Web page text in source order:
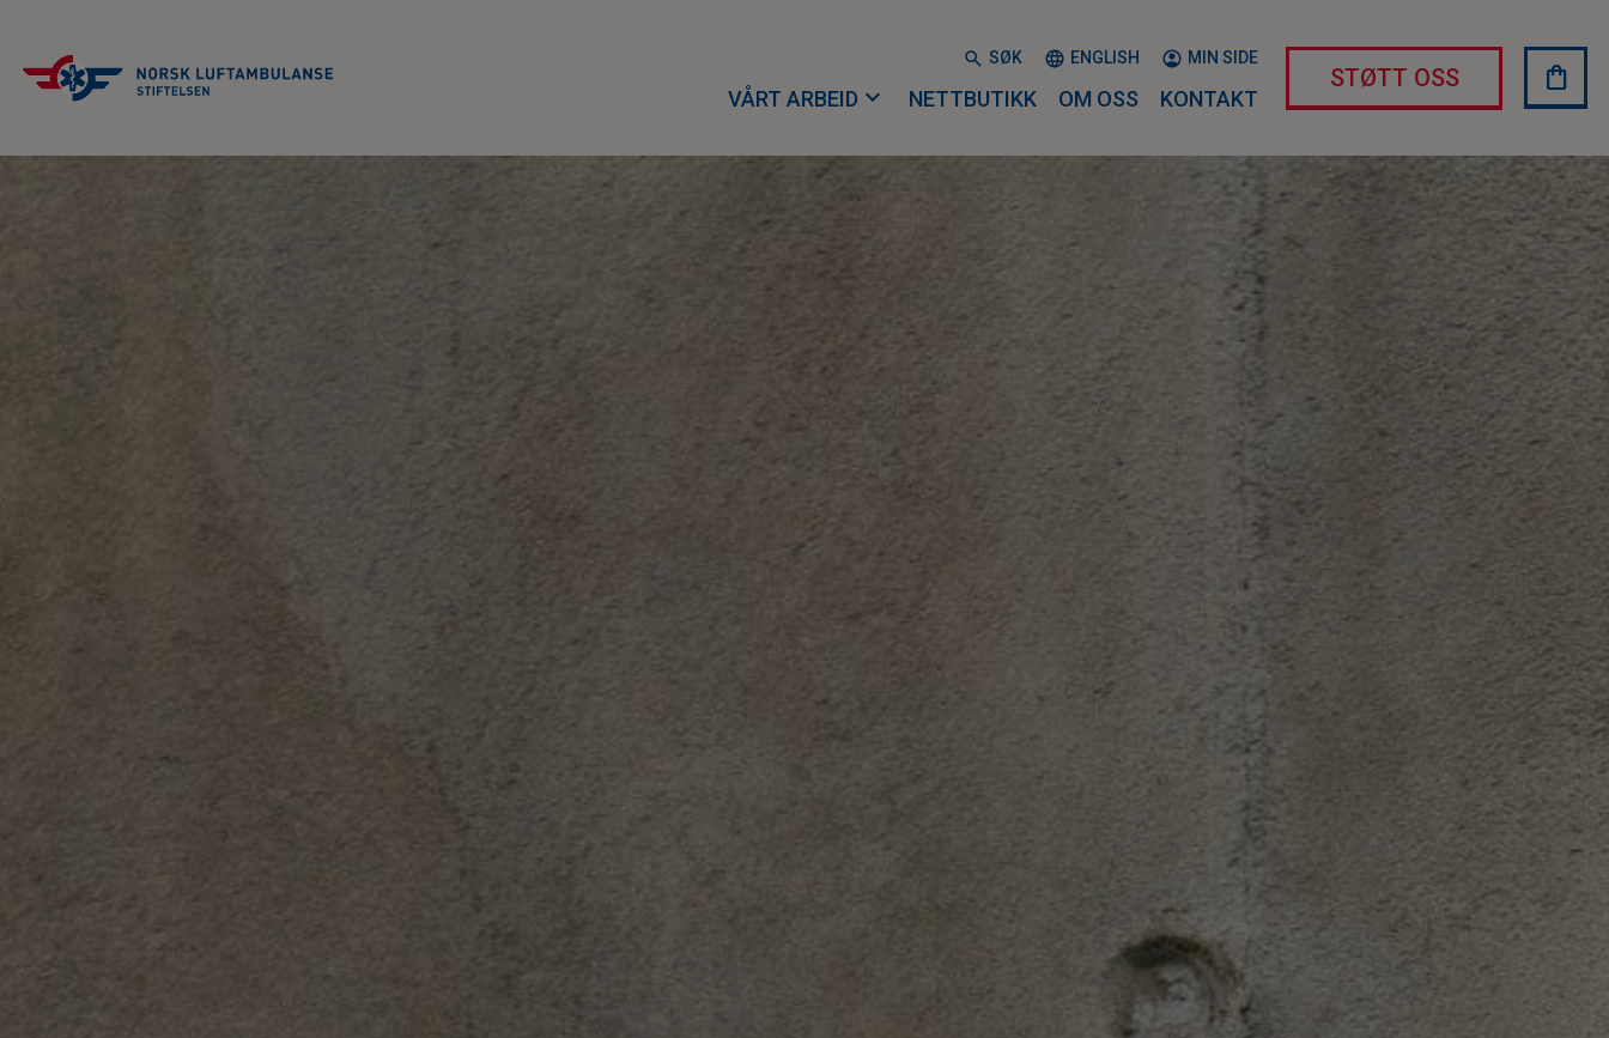
SØK ENGLISH MIN SIDE
VÅRT ARBEID expand_more NETTBUTIKK OM OSS KONTAKT
STØTT OSS shopping_bag